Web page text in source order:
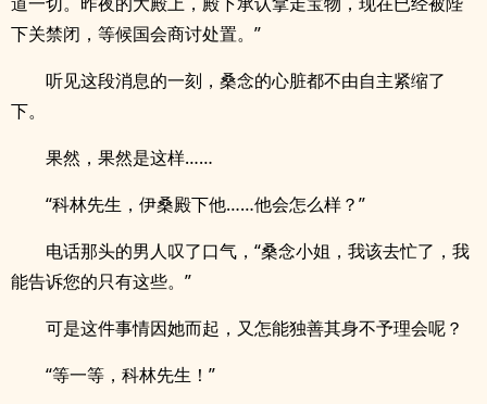
下关禁闭，等候国会商讨处置。”
听见这段消息的一刻，桑念的心脏都不由自主紧缩了
下。
果然，果然是这样……
“科林先生，伊桑殿下他……他会怎么样？”
电话那头的男人叹了口气，“桑念小姐，我该去忙了，我
能告诉您的只有这些。”
可是这件事情因她而起，又怎能独善其身不予理会呢？
“等一等，科林先生！”